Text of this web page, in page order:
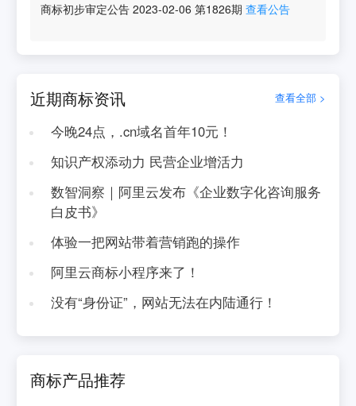
商标初步审定公告 2023-02-06 第1826期 查看公告
近期商标资讯 查看全部 >
今晚24点，.cn域名首年10元！
知识产权添动力 民营企业增活力
数智洞察｜阿里云发布《企业数字化咨询服务
白皮书》
体验一把网站带着营销跑的操作
阿里云商标小程序来了！
没有“身份证”，网站无法在内陆通行！
商标产品推荐